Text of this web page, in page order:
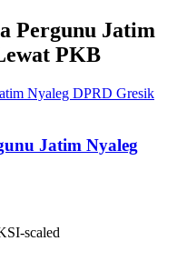
Pergunu Jatim
PKB
Jatim Nyaleg